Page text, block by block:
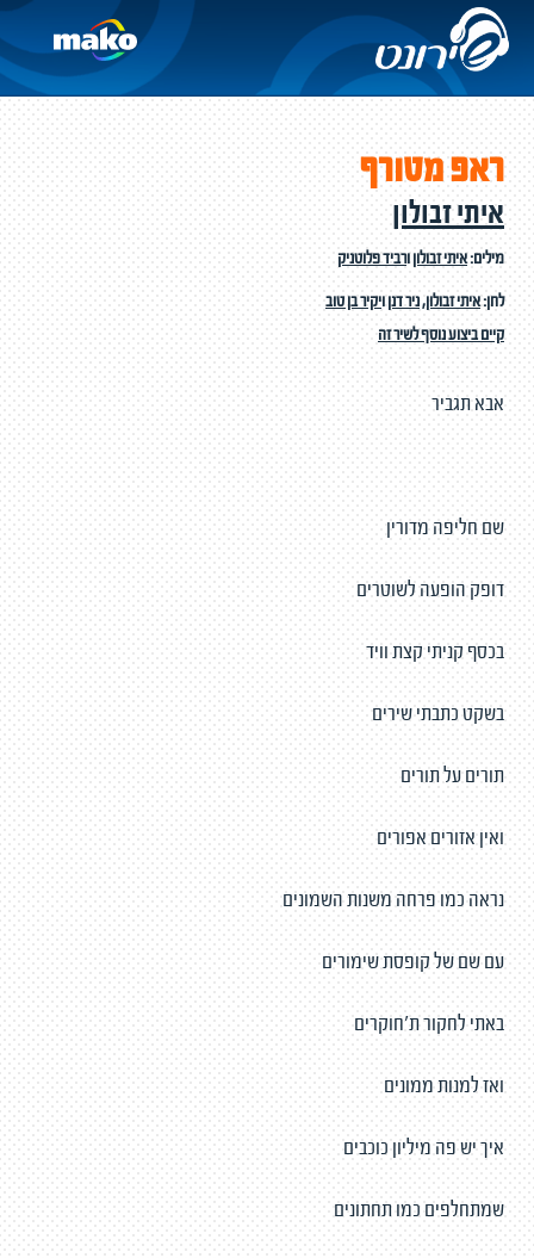
ראפ מטורף
איתי זבולון
מילים:איתי זבולוןורביד פלוטניק
לחן:איתי זבולון,ניר דנןויקיר בן טוב
קיים ביצוע נוסף לשיר זה
אבא תגביר
שם חליפה מדורין
דופק הופעה לשוטרים
בכסף קניתי קצת וויד
בשקט כתבתי שירים
תורים על תורים
ואין אזורים אפורים
נראה כמו פרחה משנות השמונים
עם שם של קופסת שימורים
באתי לחקור ת'חוקרים
ואז למנות ממונים
איך יש פה מיליון כוכבים
שמתחלפים כמו תחתונים